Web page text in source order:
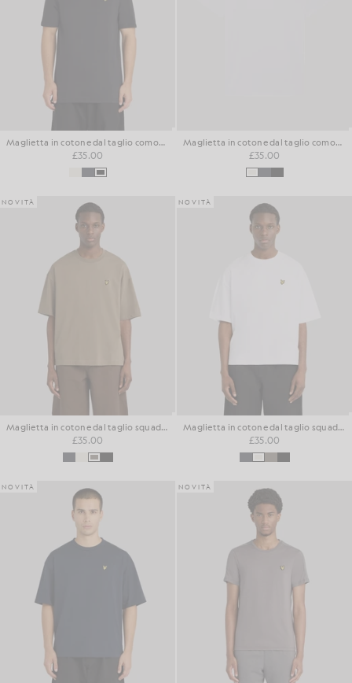
Maglietta in cotone dal taglio comodo
£35.00
Maglietta in cotone dal taglio comodo
£35.00
NOVITÀ
Maglietta in cotone dal taglio squadrato
£35.00
NOVITÀ
Maglietta in cotone dal taglio squadrato
£35.00
NOVITÀ NOVITÀ